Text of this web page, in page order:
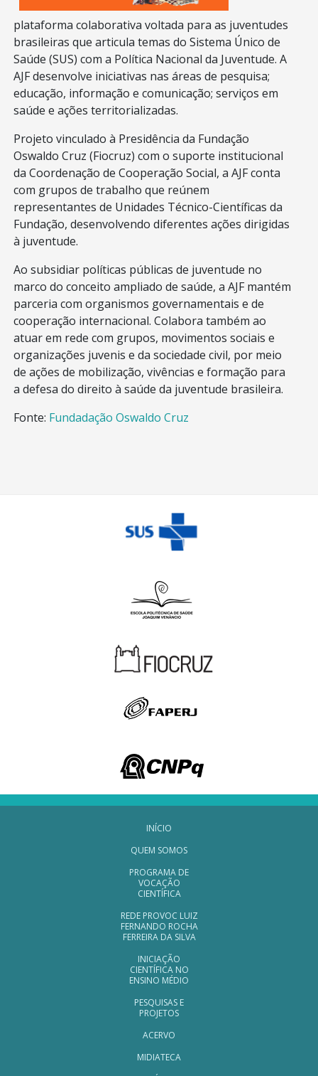
plataforma colaborativa voltada para as juventudes
brasileiras que articula temas do Sistema Único de
Saúde (SUS) com a Política Nacional da Juventude. A
AJF desenvolve iniciativas nas áreas de pesquisa;
educação, informação e comunicação; serviços em
saúde e ações territorializadas.
Projeto vinculado à Presidência da Fundação
Oswaldo Cruz (Fiocruz) com o suporte institucional
da Coordenação de Cooperação Social, a AJF conta
com grupos de trabalho que reúnem
representantes de Unidades Técnico-Científicas da
Fundação, desenvolvendo diferentes ações dirigidas
à juventude.
Ao subsidiar políticas públicas de juventude no
marco do conceito ampliado de saúde, a AJF mantém
parceria com organismos governamentais e de
cooperação internacional. Colabora também ao
atuar em rede com grupos, movimentos sociais e
organizações juvenis e da sociedade civil, por meio
de ações de mobilização, vivências e formação para
a defesa do direito à saúde da juventude brasileira.
Fonte: Fundadação Oswaldo Cruz
Navegação Rodapé
INÍCIO
QUEM SOMOS
PROGRAMA DE
VOCAÇÃO
CIENTÍFICA
REDE PROVOC LUIZ
FERNANDO ROCHA
FERREIRA DA SILVA
INICIAÇÃO
CIENTÍFICA NO
ENSINO MÉDIO
PESQUISAS E
PROJETOS
ACERVO
MIDIATECA